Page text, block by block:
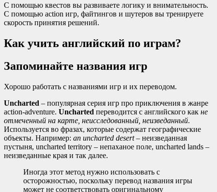
С помощью квестов вы развиваете логику и внимательность.
С помощью action игр, файтингов и шутеров вы тренируете
скорость принятия решений.
Как учить английский по играм?
Запоминайте названия игр
Хорошо работать с названиями игр и их переводом.
Uncharted – популярная серия игр про приключения в жанре
action-adventure. Uncharted переводится с английского как не
отмеченный на карте, неисследованный, неизведанный.
Используется во фразах, которые содержат географические
объекты. Например: an uncharted desert– неизведанная
пустыня, uncharted territory – непаханое поле, uncharted lands –
неизведанные края и так далее.
Иногда этот метод нужно использовать с
осторожностью, поскольку перевод названия игры
может не соответствовать оригинальному